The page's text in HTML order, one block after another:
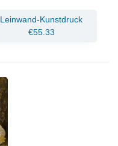
Leinwand-Kunstdruck
€55.33